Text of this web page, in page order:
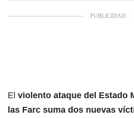
El violento ataque del Estado
las Farc suma dos nuevas